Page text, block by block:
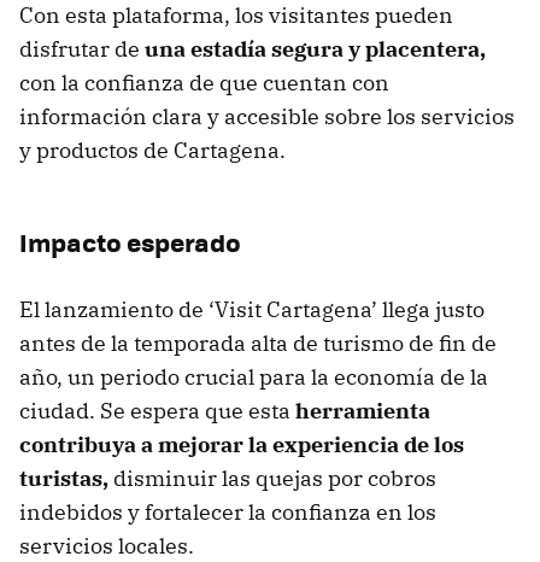
Con esta plataforma, los visitantes pueden
disfrutar de una estadía segura y placentera,
con la confianza de que cuentan con
información clara y accesible sobre los servicios
y productos de Cartagena.
Impacto esperado
El lanzamiento de ‘Visit Cartagena’ llega justo
antes de la temporada alta de turismo de fin de
año, un periodo crucial para la economía de la
ciudad. Se espera que esta herramienta
contribuya a mejorar la experiencia de los
turistas, disminuir las quejas por cobros
indebidos y fortalecer la confianza en los
servicios locales.